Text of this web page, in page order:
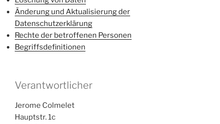
Änderung und Aktualisierung der
Datenschutzerklärung
Rechte der betroffenen Personen
Begriffsdefinitionen
Verantwortlicher
Jerome Colmelet
Hauptstr. 1c